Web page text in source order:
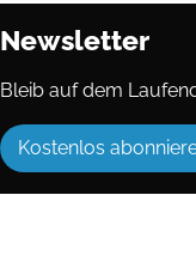
Newsletter
Bleib auf dem
Kostenlos